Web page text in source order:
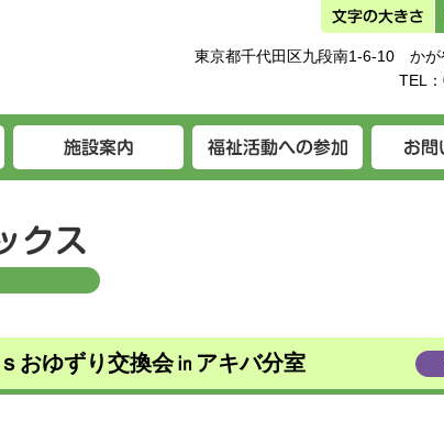
東京都千代田区九段南1-6-10 かが
TEL：
おゆずり交換会㏌アキバ分室